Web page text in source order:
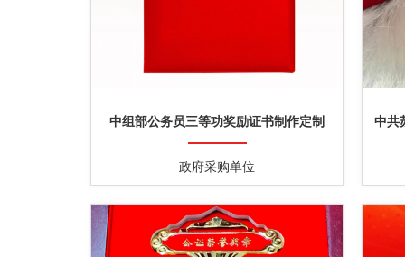
中组部公务员三等功奖励证书制作定制
政府采购单位
中共